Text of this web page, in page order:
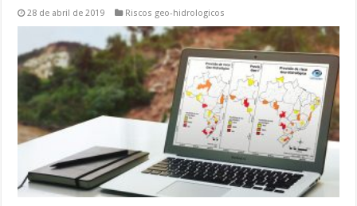
28 de abril de 2019 Riscos geo-hidrologicos